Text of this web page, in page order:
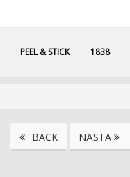
PEEL & STICK 1838
BACK NÄSTA